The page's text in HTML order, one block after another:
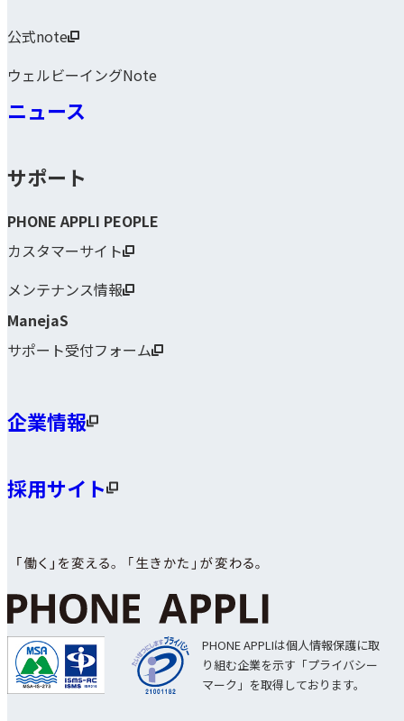
公式note
ウェルビーイングNote
ニュース
サポート
PHONE APPLI PEOPLE
カスタマーサイト
メンテナンス情報
ManejaS
サポート受付フォーム
企業情報
採用サイト
PHONE APPLIは個人情報保護に取
り組む企業を示す「プライバシー
マーク」を取得しております。